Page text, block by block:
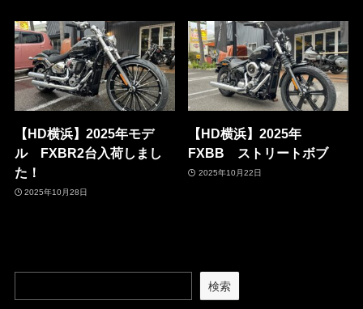
【HD横浜】2025年モデ
ル FXBR2台入荷しまし
た！
2025年10月28日
【HD横浜】2025年
FXBB ストリートボブ
2025年10月22日
検索